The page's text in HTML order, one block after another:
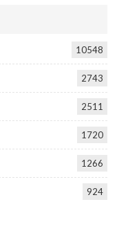
10548
2743
2511
1720
1266
924